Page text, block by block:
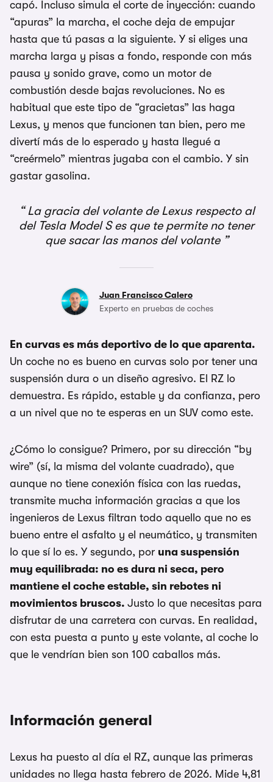
capó. Incluso simula el corte de inyección: cuando
“apuras” la marcha, el coche deja de empujar
hasta que tú pasas a la siguiente. Y si eliges una
marcha larga y pisas a fondo, responde con más
pausa y sonido grave, como un motor de
combustión desde bajas revoluciones. No es
habitual que este tipo de “gracietas” las haga
Lexus, y menos que funcionen tan bien, pero me
divertí más de lo esperado y hasta llegué a
“creérmelo” mientras jugaba con el cambio. Y sin
gastar gasolina.
La gracia del volante de Lexus respecto al
del Tesla Model S es que te permite no tener
que sacar las manos del volante
Juan Francisco Calero
Experto en pruebas de coches
En curvas es más deportivo de lo que aparenta.
Un coche no es bueno en curvas solo por tener una
suspensión dura o un diseño agresivo. El RZ lo
demuestra. Es rápido, estable y da confianza, pero
a un nivel que no te esperas en un SUV como este.
¿Cómo lo consigue? Primero, por su dirección “by
wire” (sí, la misma del volante cuadrado), que
aunque no tiene conexión física con las ruedas,
transmite mucha información gracias a que los
ingenieros de Lexus filtran todo aquello que no es
bueno entre el asfalto y el neumático, y transmiten
lo que sí lo es. Y segundo, por una suspensión
muy equilibrada: no es dura ni seca, pero
mantiene el coche estable, sin rebotes ni
movimientos bruscos. Justo lo que necesitas para
disfrutar de una carretera con curvas. En realidad,
con esta puesta a punto y este volante, al coche lo
que le vendrían bien son 100 caballos más.
Información general
Lexus ha puesto al día el RZ, aunque las primeras
unidades no llega hasta febrero de 2026. Mide 4,81